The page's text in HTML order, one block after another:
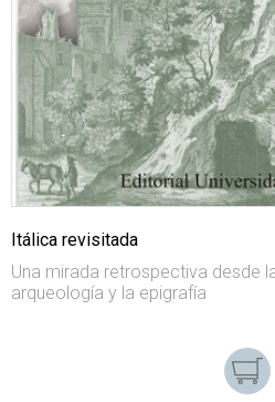
Itálica revisitada
Una mirada retrospectiva desde
arqueología y la epigrafía